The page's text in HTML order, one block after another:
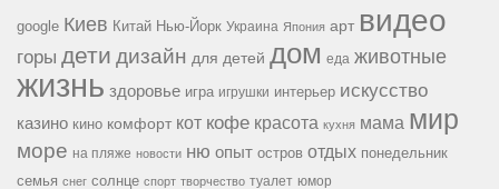
google Киев Китай Нью-Йорк Украина Япония арт видео
горы дети дизайн для детей дом еда животные
жизнь здоровье игра игрушки интерьер искусство
казино кино комфорт кот кофе красота кухня мама мир
море на пляже новости ню опыт остров отдых понедельник
семья снег солнце спорт творчество туалет юмор